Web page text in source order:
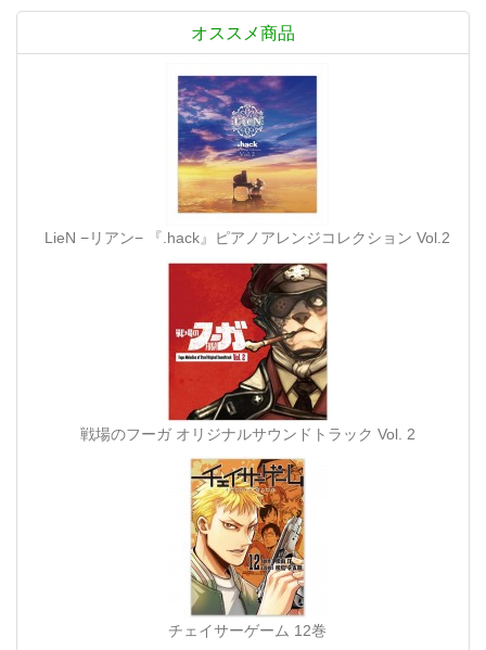
オススメ商品
LieN −リアン− 『.hack』ピアノアレンジコレクション Vol.2
戦場のフーガ オリジナルサウンドトラック Vol. 2
チェイサーゲーム 12巻